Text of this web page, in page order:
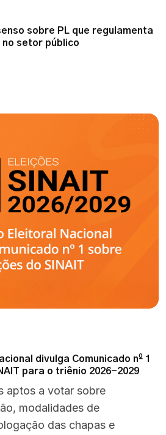
sobre PL que regulamenta
setor público
divulga Comunicado nº 1
para o triênio 2026-2029
aptos a votar sobre
modalidades de
das chapas e